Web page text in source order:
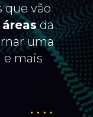
que vão
da
uma
e mais